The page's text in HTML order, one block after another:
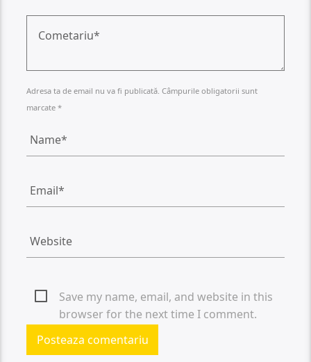
Adresa ta de email nu va fi publicată. Câmpurile obligatorii sunt
marcate *
Save my name, email, and website in this
browser for the next time I comment.